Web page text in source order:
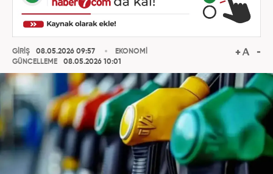
GİRİŞ
08.05.2026 09:57
GÜNCELLEME
08.05.2026 10:01
EKONOMİ